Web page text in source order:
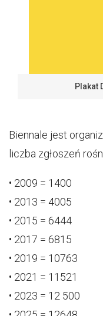
Plakat
Biennale jest
liczba zgłoszeń
• 2009 = 1400
• 2013 = 4005
• 2015 = 6444
• 2017 = 6815
• 2019 = 10763
• 2021 = 11521
• 2023 = 12 500